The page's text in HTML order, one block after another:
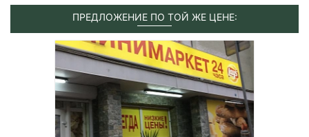
ПРЕДЛОЖЕНИЕ ПО ТОЙ ЖЕ ЦЕНЕ: